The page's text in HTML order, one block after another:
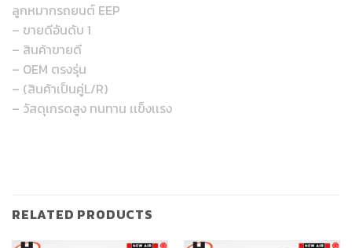
ลูกหมากรถยนต์ EEP
– ขายดีอันดับ 1
– สินค้าขายดี
– OEM ตรงรุ่น
– (สินค้าเป็นคู่L/R)
– วัสดุเกรดสูง ทนทาน เเข็งเเรง
RELATED PRODUCTS